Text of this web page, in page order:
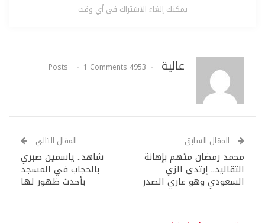
يمكنك إلغاء الاشتراك في أي وقت
عالية 4953 Posts
1 Comments
المقال السابق
محمد رمضان متهم بإهانة
التقاليد.. إرتدى الزي
السعودي وهو عاري الصدر
المقال التالي
شاهد.. ياسمين صبري
بالحجاب في المسجد
بأحدث ظهور لها